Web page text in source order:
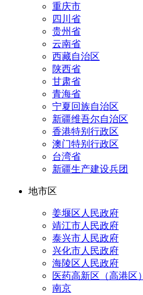
重庆市
四川省
贵州省
云南省
西藏自治区
陕西省
甘肃省
青海省
宁夏回族自治区
新疆维吾尔自治区
香港特别行政区
澳门特别行政区
台湾省
新疆生产建设兵团
地市区
姜堰区人民政府
靖江市人民政府
泰兴市人民政府
兴化市人民政府
海陵区人民政府
医药高新区（高港区）
南京